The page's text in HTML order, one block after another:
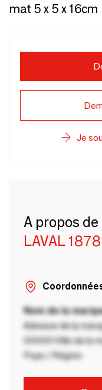
mat 5 x 5 x 16cm
Je
A propos
LAVAL 1878
Nom de la
Adresse de la
00000 Ville de la
Pays / Région